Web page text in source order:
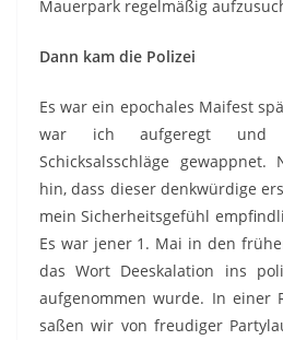
Mauerpark regelmäßig
Dann kam die Polizei
Es war ein epochales Maifest
war ich aufgeregt und
Schicksalsschläge
hin, dass dieser denkwürdige
mein Sicherheitsgefühl
Es war jener 1. Mai in den
das Wort Deeskalation ins
aufgenommen wurde. In einer
saßen wir von freudiger